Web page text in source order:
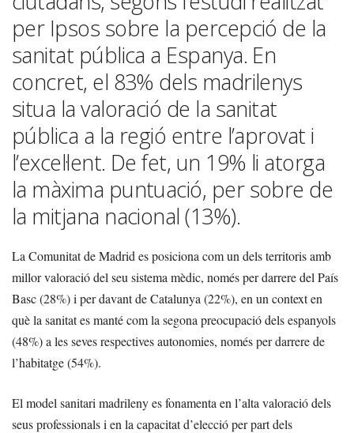
per Ipsos sobre la percepció de la
sanitat pública a Espanya. En
concret, el 83% dels madrilenys
situa la valoració de la sanitat
pública a la regió entre l’aprovat i
l’excel·lent. De fet, un 19% li atorga
la màxima puntuació, per sobre de
la mitjana nacional (13%).
La Comunitat de Madrid es posiciona com un dels territoris amb
millor valoració del seu sistema mèdic, només per darrere del País
Basc (28%) i per davant de Catalunya (22%), en un context en
què la sanitat es manté com la segona preocupació dels espanyols
(48%) a les seves respectives autonomies, només per darrere de
l’habitatge (54%).
El model sanitari madrileny es fonamenta en l’alta valoració dels
seus professionals i en la capacitat d’elecció per part dels